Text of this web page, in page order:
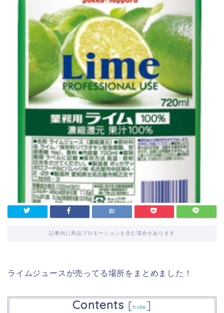
記事内に商品プロモーションを含む場合があります
ライムジュースが売ってる場所をまとめました！
Contents [hide ]